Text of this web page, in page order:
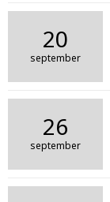
20
september
26
september